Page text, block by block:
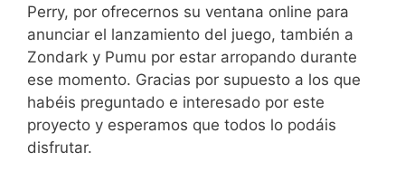
Perry, por ofrecernos su ventana online para
anunciar el lanzamiento del juego, también a
Zondark y Pumu por estar arropando durante
ese momento. Gracias por supuesto a los que
habéis preguntado e interesado por este
proyecto y esperamos que todos lo podáis
disfrutar.